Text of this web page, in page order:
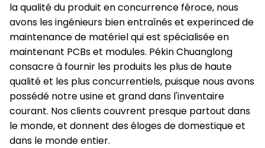
la qualité du produit en concurrence féroce, nous
avons les ingénieurs bien entraînés et experinced de
maintenance de matériel qui est spécialisée en
maintenant PCBs et modules. Pékin Chuanglong
consacre à fournir les produits les plus de haute
qualité et les plus concurrentiels, puisque nous avons
possédé notre usine et grand dans l'inventaire
courant. Nos clients couvrent presque partout dans
le monde, et donnent des éloges de domestique et
dans le monde entier.